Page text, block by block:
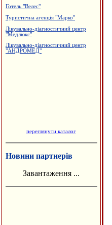
Виробництво солоду, ВАТ
Готельний комплекс "Вербіж"
Магазин "Жалюзі"
переглянути каталог
Новини партнерів
Завантаження ...